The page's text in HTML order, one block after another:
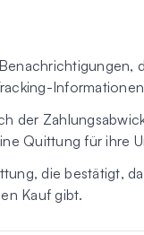
Benachrichtigungen,
der
Quittung für ihre
die bestätigt,
Kauf gibt.